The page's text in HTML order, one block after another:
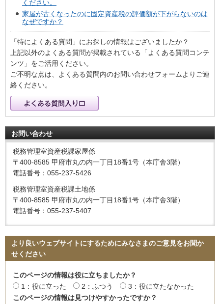
ください。
家屋が古くなったのに固定資産税の評価額が下がらないのは
なぜですか？
「特によくある質問」にお探しの情報はございましたか？
上記以外のよくある質問が掲載されている「よくある質問コンテ
ンツ」をご活用ください。
ご不明な点は、よくある質問内のお問い合わせフォームよりご連
絡ください。
お問い合わせ
税務管理室資産税課家屋係
〒400-8585 甲府市丸の内一丁目18番1号（本庁舎3階）
電話番号：055-237-5426
税務管理室資産税課土地係
〒400-8585 甲府市丸の内一丁目18番1号（本庁舎3階）
電話番号：055-237-5407
より良いウェブサイトにするためにみなさまのご意見をお聞か
せください
このページの情報は役に立ちましたか？
1：役に立った
2：ふつう
3：役に立たなかった
このページの情報は見つけやすかったですか？